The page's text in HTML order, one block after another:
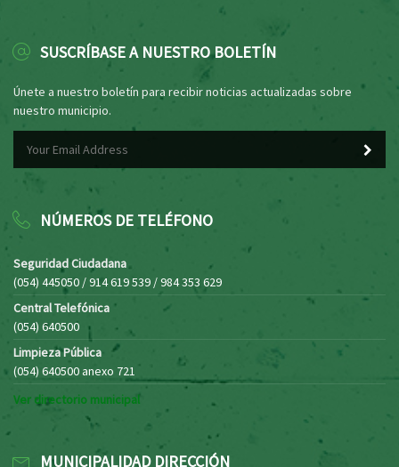
SUSCRÍBASE A NUESTRO BOLETÍN
Únete a nuestro boletín para recibir noticias actualizadas sobre
nuestro municipio.
NÚMEROS DE TELÉFONO
Seguridad Ciudadana
(054) 445050 / 914 619 539 / 984 353 629
Central Telefónica
(054) 640500
Limpieza Pública
(054) 640500 anexo 721
Ver directorio municipal
MUNICIPALIDAD DIRECCIÓN